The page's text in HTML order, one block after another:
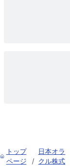
トップ
ページ
/
日本オラ
クル株式